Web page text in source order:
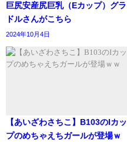
巨尻安産尻巨乳（Eカップ）グラ
ドルさんがこちら
2024年10月4日
【あいざわさちこ】B103のIカッ
プのめちゃえちガールが登場ｗ